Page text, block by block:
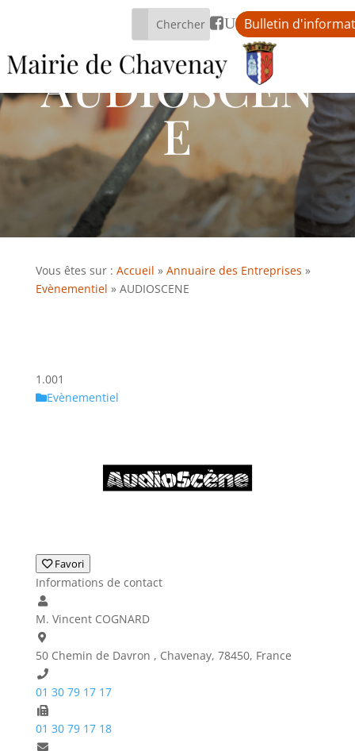
U Bulletin
AUDIOSCEN
E
Vous êtes sur : Accueil » Annuaire des Entreprises »
Evènementiel » AUDIOSCENE
1.001
Evènementiel
Favori
Informations de contact
M. Vincent COGNARD
50 Chemin de Davron , Chavenay, 78450, France
01 30 79 17 17
01 30 79 17 18